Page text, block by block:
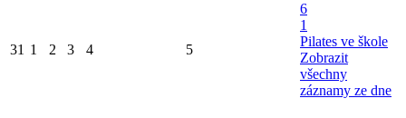
31 1 2 3 4 5
6
1
Pilates ve škole
Zobrazit
všechny
záznamy ze dne